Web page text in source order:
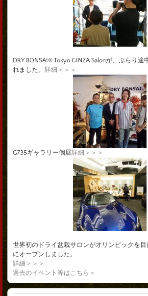
DRY BONSAI® Tokyo GINZA Salonが、ぶらり途
れました。 詳細＞＞＞
G735ギャラリー個展詳細＞＞＞
世界初のドライ盆栽サロンがオリンピックを
にオープンしました。
詳細＞＞＞
過去のイベント等はこちら＞